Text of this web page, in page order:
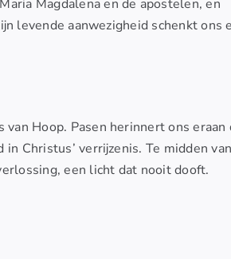
Magdalena en de apostelen, en
levende aanwezigheid schenkt ons
Hoop. Pasen herinnert ons eraan
Christus’ verrijzenis. Te midden van
een licht dat nooit dooft.